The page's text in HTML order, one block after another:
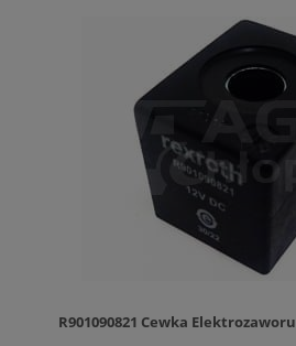
R901090821 Cewka Elektrozaworu